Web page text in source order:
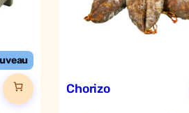
Chorizo